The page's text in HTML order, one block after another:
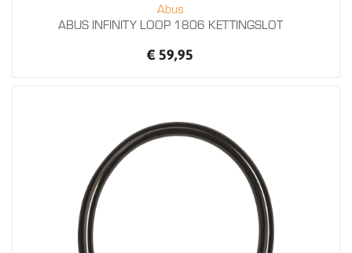
Abus
ABUS INFINITY LOOP 1806 KETTINGSLOT
€ 59,95